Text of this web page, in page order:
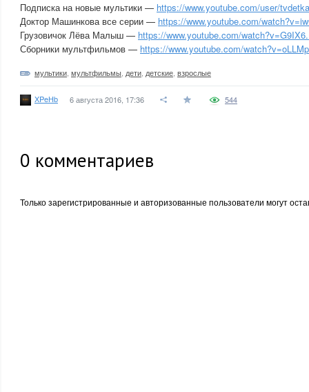
Подписка на новые мультики — https://www.youtube.com/user/
Доктор Машинкова все серии — https://www.youtube.com/
Грузовичок Лёва Малыш — https://www.youtube.com/
Сборники мультфильмов — https://www.youtube.com/
мультики мультфильмы дети детские взрослые
XPeHb 6 августа 2016, 17:36 544
0 комментариев
Только зарегистрированные и авторизованные пользователи могут